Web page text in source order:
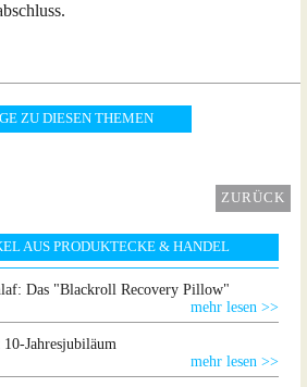
ZU DIESEN THEMEN
ZURÜCK
AUS PRODUKTECKE & HANDEL
Das "Blackroll Recovery Pillow"
mehr lesen >>
Jahresjubiläum
mehr lesen >>